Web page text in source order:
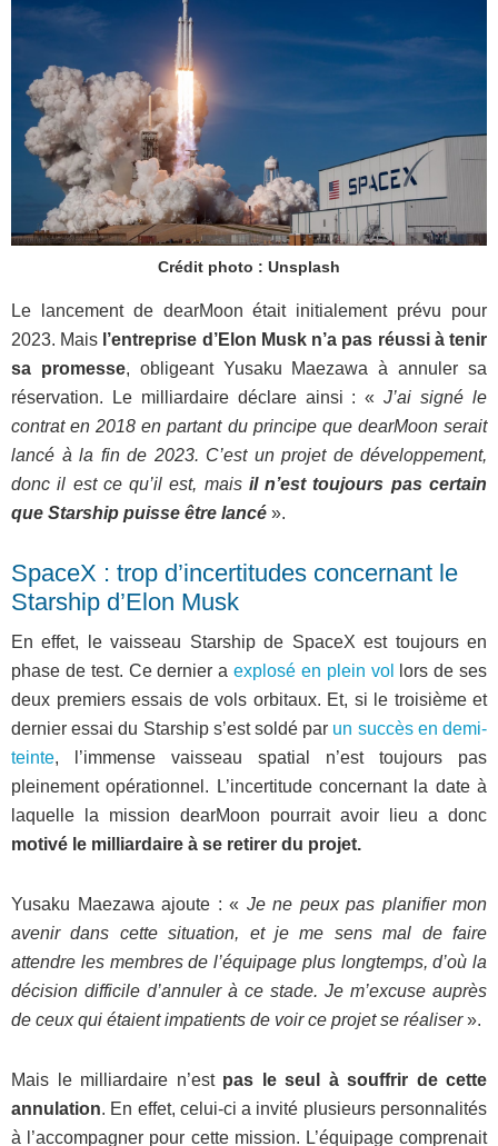
Crédit photo : Unsplash
Le lancement de dearMoon était initialement prévu pour
2023. Mais l’entreprise d’Elon Musk n’a pas réussi à tenir
sa promesse, obligeant Yusaku Maezawa à annuler sa
réservation. Le milliardaire déclare ainsi : «J’ai signé le
contrat en 2018 en partant du principe que dearMoon serait
lancé à la fin de 2023. C’est un projet de développement,
donc il est ce qu’il est, mais il n’est toujours pas certain
que Starship puisse être lancé ».
SpaceX : trop d’incertitudes concernant le
Starship d’Elon Musk
En effet, le vaisseau Starship de SpaceX est toujours en
phase de test. Ce dernier a explosé en plein vol
lors de ses
deux premiers essais de vols orbitaux. Et, si le troisième et
dernier essai du Starship s’est soldé par un succès en demi-
teinte, l’immense vaisseau spatial n’est toujours pas
pleinement opérationnel. L’incertitude concernant la date à
laquelle la mission dearMoon pourrait avoir lieu a donc
motivé le milliardaire à se retirer du projet.
Yusaku Maezawa ajoute : « Je ne peux pas planifier mon
avenir dans cette situation, et je me sens mal de faire
attendre les membres de l’équipage plus longtemps, d’où la
décision difficile d’annuler à ce stade. Je m’excuse auprès
de ceux qui étaient impatients de voir ce projet se réaliser».
Mais le milliardaire n’est pas le seul à souffrir de cette
annulation. En effet, celui-ci a invité plusieurs personnalités
à l’accompagner pour cette mission. L’équipage comprenait